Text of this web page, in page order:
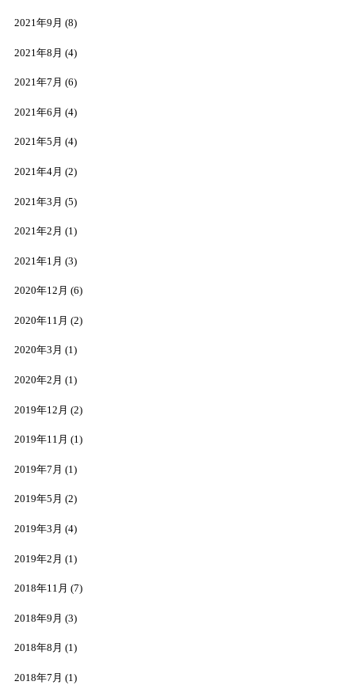
2021年9月 (8)
2021年8月 (4)
2021年7月 (6)
2021年6月 (4)
2021年5月 (4)
2021年4月 (2)
2021年3月 (5)
2021年2月 (1)
2021年1月 (3)
2020年12月 (6)
2020年11月 (2)
2020年3月 (1)
2020年2月 (1)
2019年12月 (2)
2019年11月 (1)
2019年7月 (1)
2019年5月 (2)
2019年3月 (4)
2019年2月 (1)
2018年11月 (7)
2018年9月 (3)
2018年8月 (1)
2018年7月 (1)